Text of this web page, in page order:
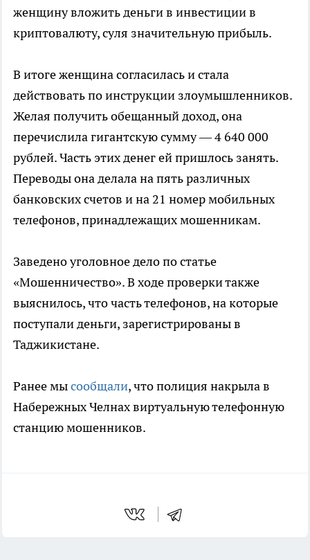
женщину вложить деньги в инвестиции в
криптовалюту, суля значительную прибыль.
В итоге женщина согласилась и стала
действовать по инструкции злоумышленников.
Желая получить обещанный доход, она
перечислила гигантскую сумму — 4 640 000
рублей. Часть этих денег ей пришлось занять.
Переводы она делала на пять различных
банковских счетов и на 21 номер мобильных
телефонов, принадлежащих мошенникам.
Заведено уголовное дело по статье
«Мошенничество». В ходе проверки также
выяснилось, что часть телефонов, на которые
поступали деньги, зарегистрированы в
Таджикистане.
Ранее мысообщали, что полиция накрыла в
Набережных Челнах виртуальную телефонную
станцию мошенников.